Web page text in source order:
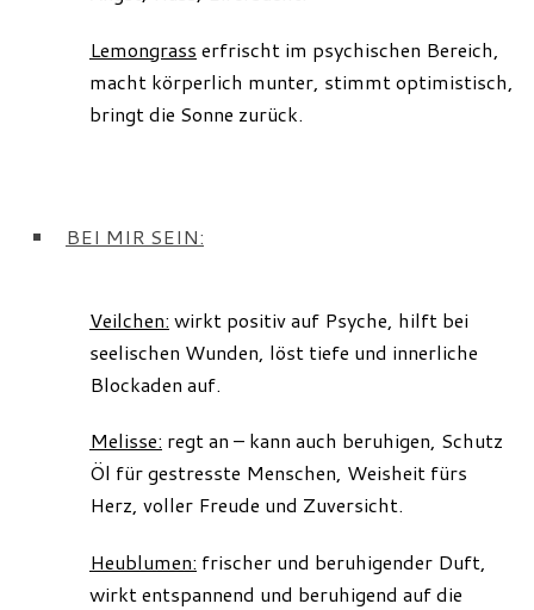
Lemongrass erfrischt im psychischen Bereich,
macht körperlich munter, stimmt optimistisch,
bringt die Sonne zurück.
BEI MIR SEIN:
Veilchen: wirkt positiv auf Psyche, hilft bei
seelischen Wunden, löst tiefe und innerliche
Blockaden auf.
Melisse: regt an – kann auch beruhigen, Schutz
Öl für gestresste Menschen, Weisheit fürs
Herz, voller Freude und Zuversicht.
Heublumen: frischer und beruhigender Duft,
wirkt entspannend und beruhigend auf die